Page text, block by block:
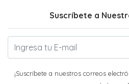
Suscríbete a
¡Suscríbete a nuestros correos